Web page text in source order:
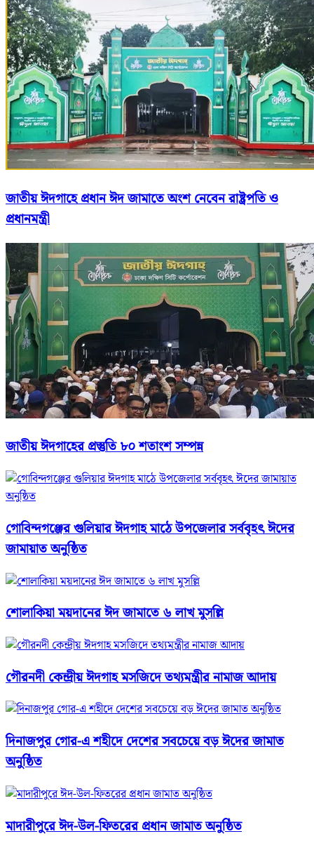
জাতীয় ঈদগাহে প্রধান ঈদ জামাতে অংশ নেবেন রাষ্ট্রপতি ও
প্রধানমন্ত্রী
জাতীয় ঈদগাহের প্রস্তুতি ৮০ শতাংশ সম্পন্ন
গোবিন্দগঞ্জের গুলিয়ার ঈদগাহ মাঠে উপজেলার সর্ববৃহৎ ঈদের
জামায়াত অনুষ্ঠিত
শোলাকিয়া ময়দানের ঈদ জামাতে ৬ লাখ মুসল্লি
গৌরনদী কেন্দ্রীয় ঈদগাহ মসজিদে তথ্যমন্ত্রীর নামাজ আদায়
দিনাজপুর গোর-এ শহীদে দেশের সবচেয়ে বড় ঈদের জামাত
অনুষ্ঠিত
মাদারীপুরে ঈদ-উল-ফিতরের প্রধান জামাত অনুষ্ঠিত